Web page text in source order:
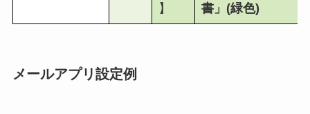
】
書」(緑色)
メールアプリ設定例